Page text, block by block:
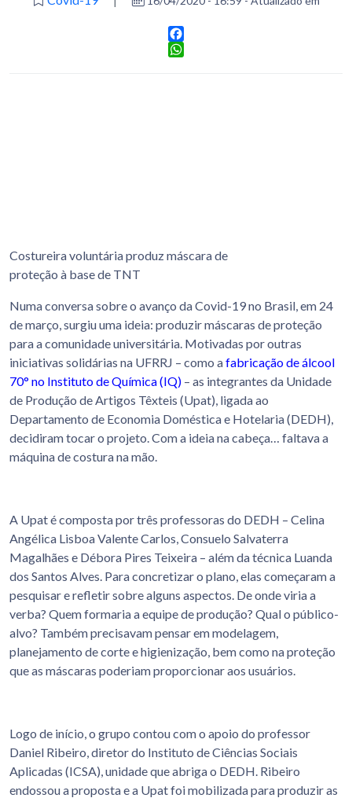
Facebook
Costureira voluntária produz máscara de
proteção à base de TNT
Numa conversa sobre o avanço da Covid-19 no Brasil, em 24
de março, surgiu uma ideia: produzir máscaras de proteção
para a comunidade universitária. Motivadas por outras
iniciativas solidárias na UFRRJ – como afabricação de álcool
70° no Instituto de Química (IQ) – as integrantes da Unidade
de Produção de Artigos Têxteis (Upat), ligada ao
Departamento de Economia Doméstica e Hotelaria (DEDH),
decidiram tocar o projeto. Com a ideia na cabeça… faltava a
máquina de costura na mão.
A Upat é composta por três professoras do DEDH – Celina
Angélica Lisboa Valente Carlos, Consuelo Salvaterra
Magalhães e Débora Pires Teixeira – além da técnica Luanda
dos Santos Alves. Para concretizar o plano, elas começaram a
pesquisar e refletir sobre alguns aspectos. De onde viria a
verba? Quem formaria a equipe de produção? Qual o público-
alvo? Também precisavam pensar em modelagem,
planejamento de corte e higienização, bem como na proteção
que as máscaras poderiam proporcionar aos usuários.
Logo de início, o grupo contou com o apoio do professor
Daniel Ribeiro, diretor do Instituto de Ciências Sociais
Aplicadas (ICSA), unidade que abriga o DEDH. Ribeiro
endossou a proposta e a Upat foi mobilizada para produzir as